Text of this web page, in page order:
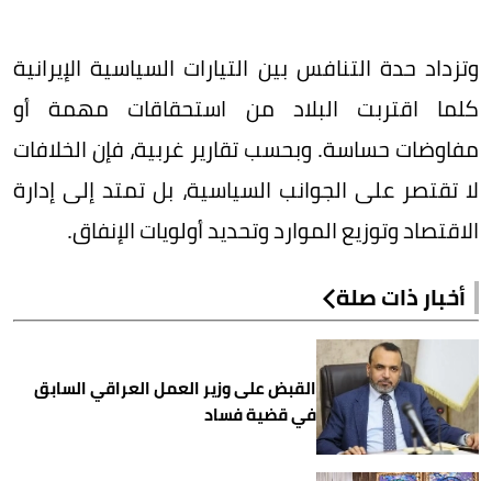
وتزداد حدة التنافس بين التيارات السياسية الإيرانية
كلما اقتربت البلاد من استحقاقات مهمة أو
مفاوضات حساسة. وبحسب تقارير غربية، فإن الخلافات
لا تقتصر على الجوانب السياسية، بل تمتد إلى إدارة
الاقتصاد وتوزيع الموارد وتحديد أولويات الإنفاق.
أخبار ذات صلة
القبض على وزير العمل العراقي السابق
في قضية فساد